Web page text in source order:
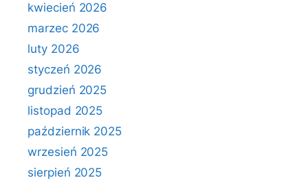
kwiecień 2026
marzec 2026
luty 2026
styczeń 2026
grudzień 2025
listopad 2025
październik 2025
wrzesień 2025
sierpień 2025